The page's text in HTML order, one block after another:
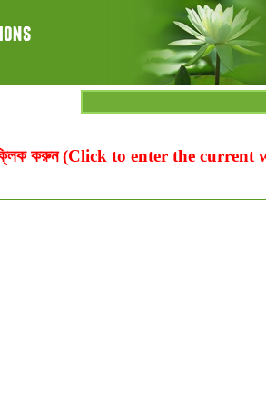
ক্লিক করুন (Click to enter the current